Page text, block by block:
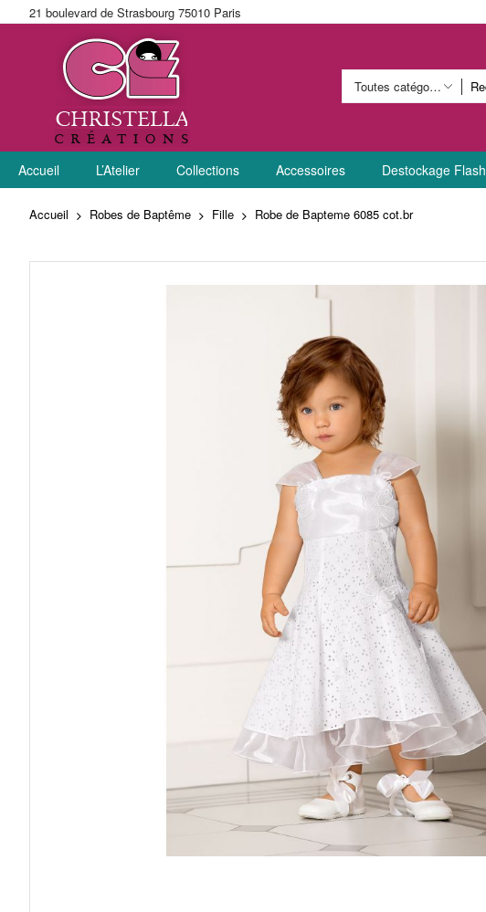
21 boulevard de Strasbourg 75010 Paris
Toutes catégories
Allez
au
contenu
Accueil L’Atelier Collections Accessoires Destockage Flash
Accueil Robes de Baptême Fille Robe de Bapteme 6085 cot.br